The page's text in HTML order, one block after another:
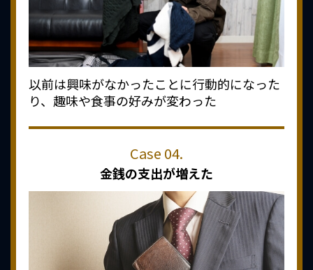
以前は興味がなかったことに行動的になった
り、趣味や食事の好みが変わった
金銭の支出が増えた